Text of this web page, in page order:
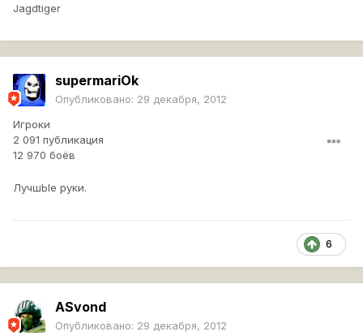
Jagdtiger
supermariOk
Опубликовано: 29 декабря, 2012
Игроки
2 091 публикация
12 970 боёв
ЛучшЫе руки.
6
ASvond
Опубликовано: 29 декабря, 2012